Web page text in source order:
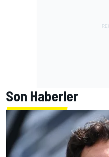
Son Haberler